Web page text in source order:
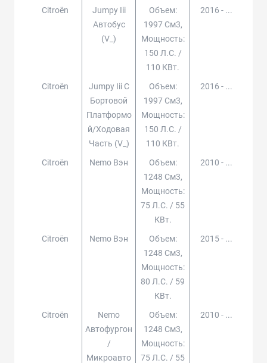
Citroën
Jumpy Iii
Автобус
(v_)
Объем:
1997 См3,
Мощность:
150 Л.с. /
110 КВт.
2016 - ...
Citroën
Jumpy Iii C
Бортовой
Платформо
Й/ходовая
Часть (v_)
Объем:
1997 См3,
Мощность:
150 Л.с. /
110 КВт.
2016 - ...
Citroën Nemo Вэн
Объем:
1248 См3,
Мощность:
75 Л.с. / 55
КВт.
2010 - ...
Citroën Nemo Вэн
Объем:
1248 См3,
Мощность:
80 Л.с. / 59
КВт.
2015 - ...
Citroën
Nemo
Автофургон
/
Микроавто
Объем:
1248 См3,
Мощность:
75 Л.с. / 55
2010 - ...